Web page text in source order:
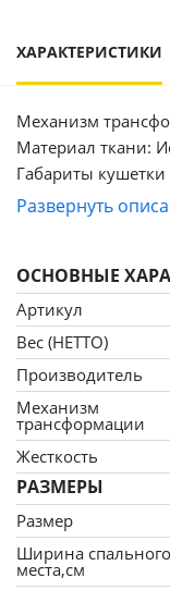
ХАРАКТЕРИСТИКИ
Механизм
Габариты
1540 x 600 х 770
Материал
Бельевой ящик:
Наполнитель:
Высота сиденья:
Глубина сиденья:
Максимальный
Срок гарантии на
Развернуть
ОСНОВНЫЕ
Артикул
Вес (НЕТТО)
Производитель
Механизм
трансформации
Жесткость
РАЗМЕРЫ
Размер
Ширина спального
места,см